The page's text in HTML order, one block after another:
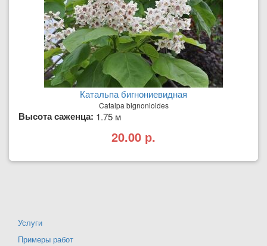
Катальпа бигнониевидная
Catalpa bignonioides
Высота саженца: 1.75 м
20.00 р.
Услуги
Примеры работ